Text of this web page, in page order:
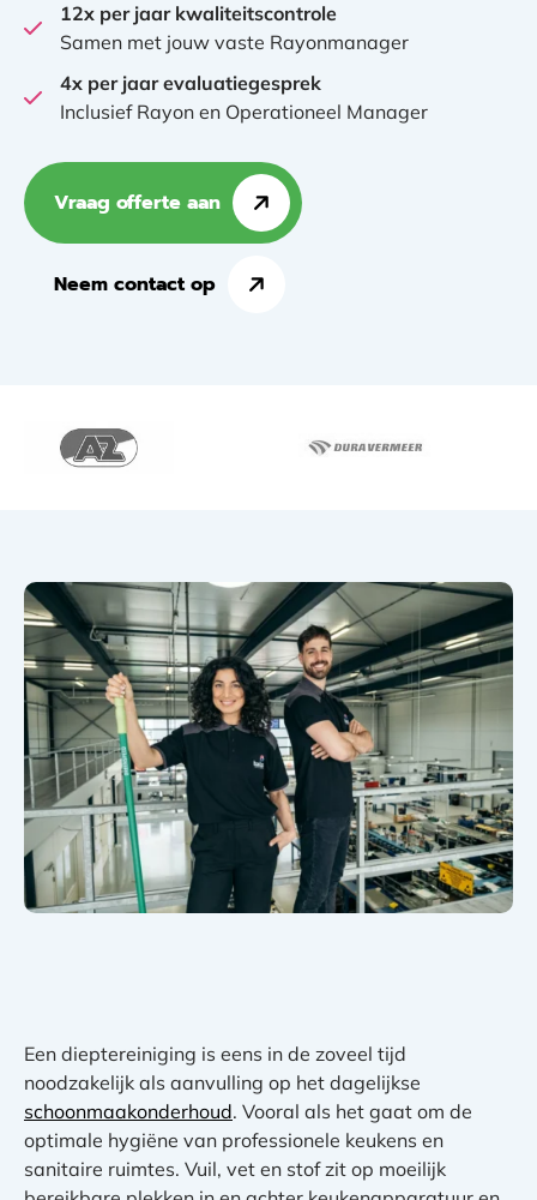
12x per jaar kwaliteitscontrole
Samen met jouw vaste Rayonmanager
4x per jaar evaluatiegesprek
Inclusief Rayon en Operationeel Manager
Vraag offerte aan
Neem contact op
Een dieptereiniging is eens in de zoveel tijd
noodzakelijk als aanvulling op het dagelijkse
schoonmaakonderhoud. Vooral als het gaat om de
optimale hygiëne van professionele keukens en
sanitaire ruimtes. Vuil, vet en stof zit op moeilijk